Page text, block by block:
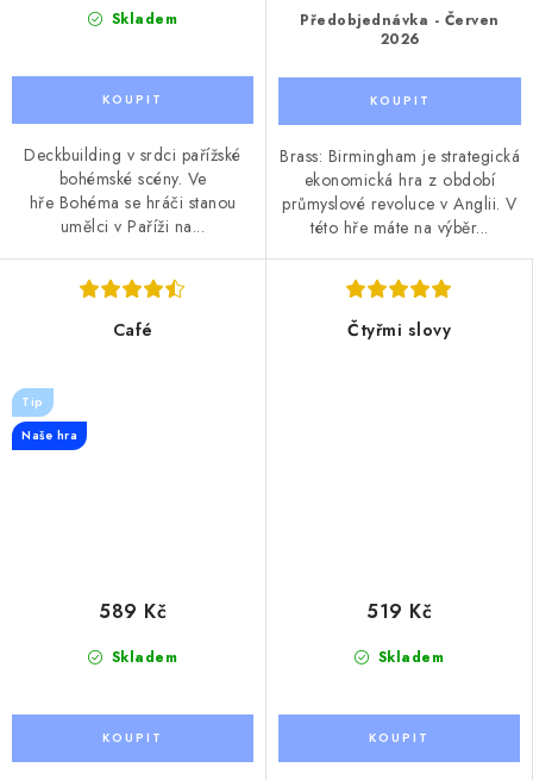
Skladem
Deckbuilding v srdci pařížské
bohémské scény. Ve
hře Bohéma se hráči stanou
umělci v Paříži na...
Předobjednávka - Červen
2026
Brass: Birmingham je strategická
ekonomická hra z období
průmyslové revoluce v Anglii. V
této hře máte na výběr...
Café
Tip
Naše hra
Skladem
589 Kč
Čtyřmi slovy
Skladem
519 Kč